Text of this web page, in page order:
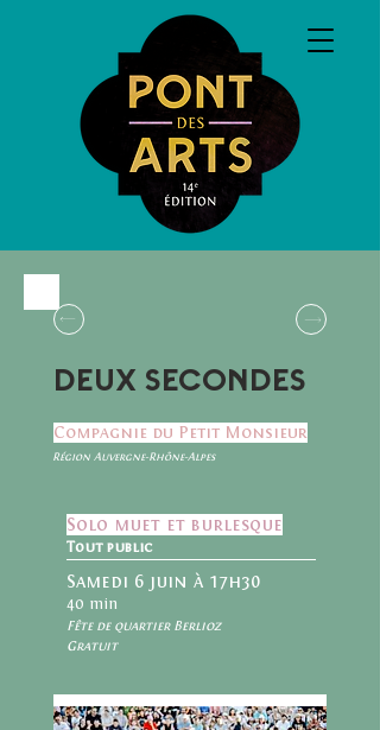
DEUX SECONDES
Compagnie du Petit Monsieur
Région Auvergne-Rhône-Alpes
Solo muet et burlesque
Tout public
Samedi 6 juin à 17h30
40 min
Fête de quartier Berlioz
Gratuit